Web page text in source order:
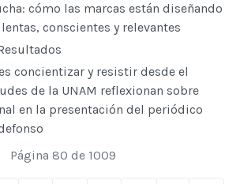
cómo las marcas están diseñando
conscientes y relevantes
concientizar y resistir desde el
de la UNAM reflexionan sobre
en la presentación del periódico
Página 80 de 1009